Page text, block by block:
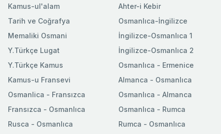
Kamus-ul'alam
Tarih ve Coğrafya
Memaliki Osmani
Y.Türkçe Lugat
Y.Türkçe Kamus
Ahter-i Kebir
Osmanlıca-İngilizce
İngilizce-Osmanlıca 1
İngilizce-Osmanlıca 2
Osmanlıca - Ermenice
Kamus-u Fransevi
Osmanlica - Fransızca
Fransızca - Osmanlıca
Rusca - Osmanlıca
Almanca - Osmanlıca
Osmanlıca - Almanca
Osmanlıca - Rumca
Rumca - Osmanlıca